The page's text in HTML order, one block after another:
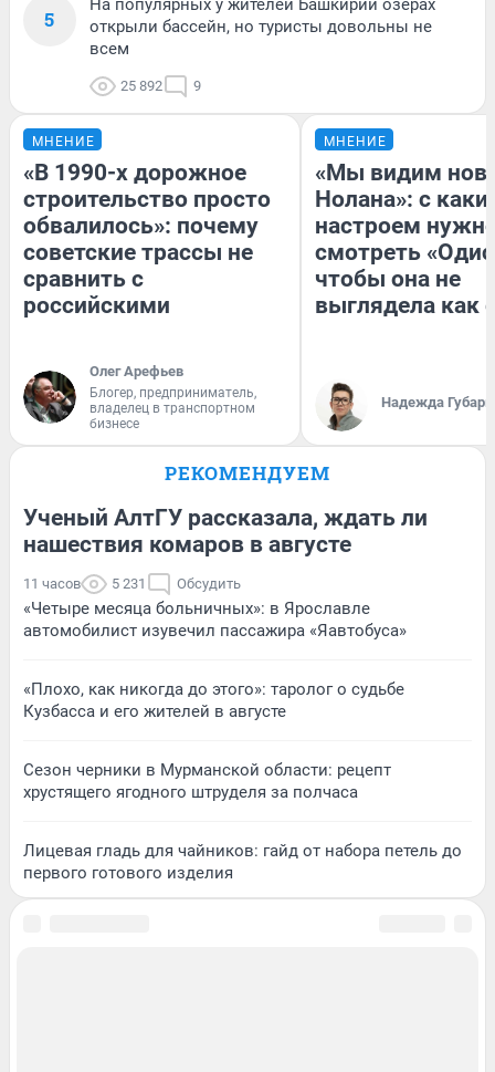
5
открыли бассейн, но туристы довольны не
всем
25 892 9
МНЕНИЕ
«В 1990-х дорожное
строительство просто
обвалилось»: почему
советские трассы не
сравнить с
российскими
Олег Арефьев
Блогер, предприниматель,
владелец в транспортном
бизнесе
МНЕНИЕ
«Мы видим
Нолана»: с
настроем
смотреть
чтобы она не
выглядела как
Надежда Губарь
РЕКОМЕНДУЕМ
Ученый АлтГУ рассказала, ждать ли
нашествия комаров в августе
11 часов 5 231 Обсудить
«Четыре месяца больничных»: в Ярославле
автомобилист изувечил пассажира «Яавтобуса»
«Плохо, как никогда до этого»: таролог о судьбе
Кузбасса и его жителей в августе
Сезон черники в Мурманской области: рецепт
хрустящего ягодного штруделя за полчаса
Лицевая гладь для чайников: гайд от набора петель до
первого готового изделия